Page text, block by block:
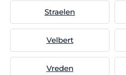
Straelen
Velbert
Vreden